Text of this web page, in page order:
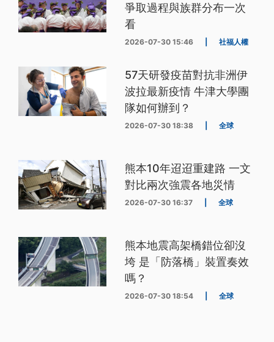
爭取過程與族群分布一次
看
2026-07-30 15:46 社福人權
57天研發疫苗對抗非洲伊
波拉最新疫情 牛津大學團
隊如何辦到？
2026-07-30 18:38 全球
熊本10年迢迢重建路 一文
對比兩次強震各地災情
2026-07-30 16:37 全球
熊本地震高架橋錯位卻沒
垮 是「防落橋」裝置奏效
嗎？
2026-07-30 18:54 全球